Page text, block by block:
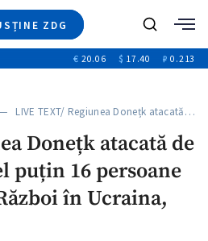
ZDG
Ştiri
Video
Special
Blog
€ 20.06 $ 17.40 ₽ 0.213
LIVE TEXT/ Regiunea Donețk atacată…
Donețk atacată de
puțin 16 persoane
în Ucraina,